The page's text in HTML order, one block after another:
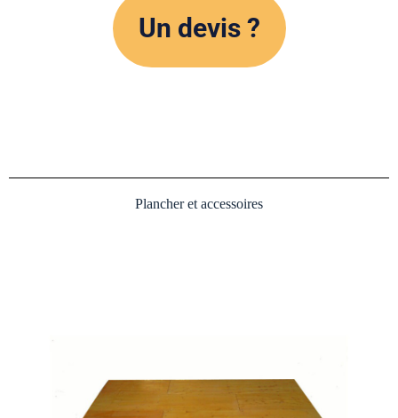
Un devis ?
Plancher et accessoires